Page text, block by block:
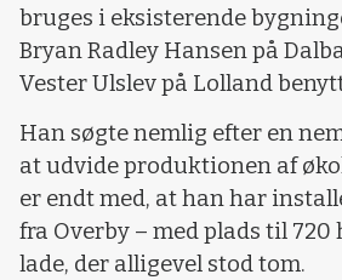
bruges i eksisterende
Bryan Radley Hansen på
Vester Ulslev på Lolland
Han søgte nemlig efter en
at udvide produktionen af
er endt med, at han har
fra Overby – med plads til
lade, der alligevel stod tom.